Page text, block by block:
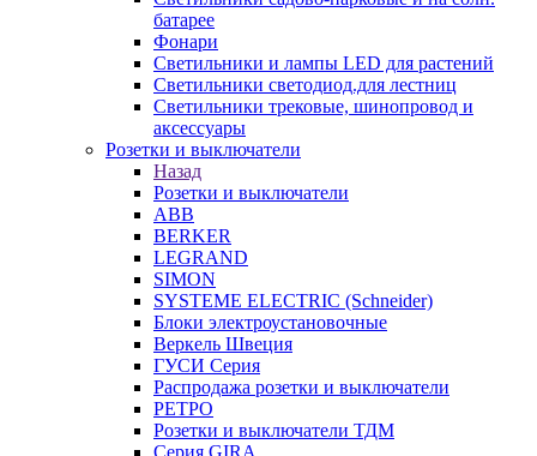
батарее
Фонари
Светильники и лампы LED для растений
Светильники светодиод.для лестниц
Светильники трековые, шинопровод и
аксессуары
Розетки и выключатели
Назад
Розетки и выключатели
ABB
BERKER
LEGRAND
SIMON
SYSTEME ELECTRIC (Schneider)
Блоки электроустановочные
Веркель Швеция
ГУСИ Серия
Распродажа розетки и выключатели
РЕТРО
Розетки и выключатели ТДМ